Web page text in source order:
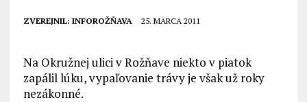
ZVEREJNIL: INFOROŽŇAVA 25. MARCA 2011
Na Okružnej ulici v Rožňave niekto v piatok
zapálil lúku, vypaľovanie trávy je však už roky
nezákonné.